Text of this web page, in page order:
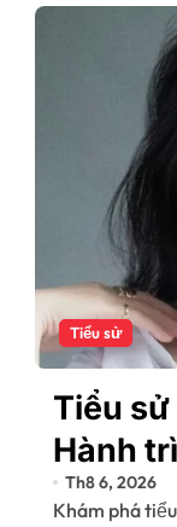
Tiểu sử
Tiểu sử
Hành
của
Th8 6, 2026
Khám phá tiểu sử Mỹ Tâm, tìm hiểu Mỹ Tâm là ai,